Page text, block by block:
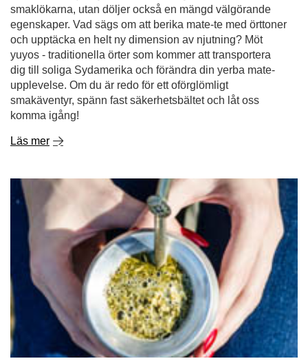
smaklökarna, utan döljer också en mängd välgörande
egenskaper. Vad sägs om att berika mate-te med örttoner
och upptäcka en helt ny dimension av njutning? Möt
yuyos - traditionella örter som kommer att transportera
dig till soliga Sydamerika och förändra din yerba mate-
upplevelse. Om du är redo för ett oförglömligt
smakäventyr, spänn fast säkerhetsbältet och låt oss
komma igång!
Läs mer